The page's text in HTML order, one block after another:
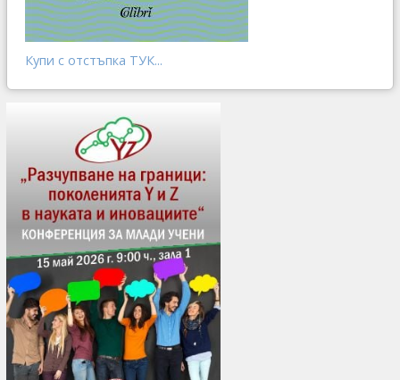
Купи с отстъпка ТУК...